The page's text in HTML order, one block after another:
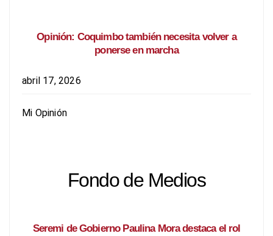
Opinión: Coquimbo también necesita volver a
ponerse en marcha
abril 17, 2026
Mi Opinión
Fondo de Medios
Seremi de Gobierno Paulina Mora destaca el rol